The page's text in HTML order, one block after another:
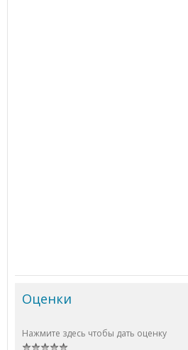
Оценки
Нажмите здесь чтобы дать оценку